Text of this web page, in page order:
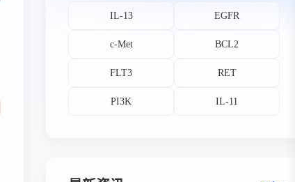
IL-13 EGFR
c-Met BCL2
FLT3 RET
PI3K IL-11